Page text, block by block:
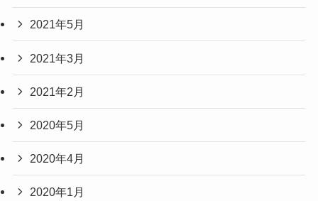
2021年5月
2021年3月
2021年2月
2020年5月
2020年4月
2020年1月